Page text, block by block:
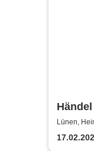
Lünen,